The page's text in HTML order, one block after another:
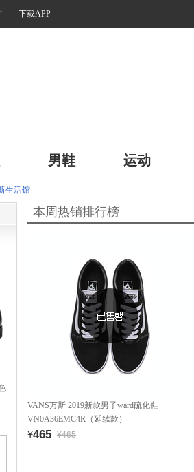
下载APP
男鞋 运动
生活馆
本周热销排行榜
VANS万斯 2019新款男子ward硫化鞋
VN0A36EMC4R（延续款）
¥465 ¥465